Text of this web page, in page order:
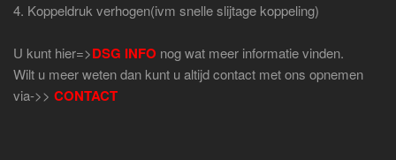
4. Koppeldruk verhogen(ivm snelle slijtage koppeling)
U kunt hier=>DSG INFO nog wat meer informatie vinden.
Wilt u meer weten dan kunt u altijd contact met ons opnemen
via->> CONTACT